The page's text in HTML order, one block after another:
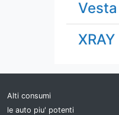
Vesta
XRAY
Alti consumi
le auto piu' potenti